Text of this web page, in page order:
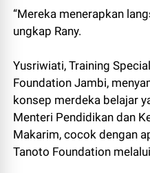
“Mereka menerapkan
ungkap Rany.
Yusriwiati, Training
Foundation Jambi,
konsep merdeka belajar
Menteri Pendidikan dan
Makarim, cocok dengan
Tanoto Foundation